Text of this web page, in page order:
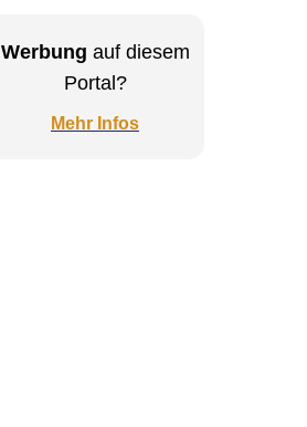
Werbung auf diesem
Portal?
Mehr Infos